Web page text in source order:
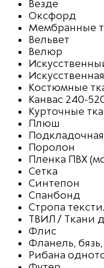
Везде
Оксфорд
Мембранные
Вельвет
Велюр
Костюмные
Канвас 240-
Курточные
Плюш
Подкладочная
Поролон
Пленка ПВХ
Сетка
Синтепон
Спанбонд
Стропа
ТВИЛ / Ткани
Флис
Фланель,
Рибана